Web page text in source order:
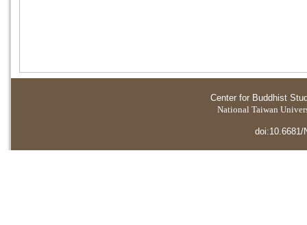
Center for Buddhist
National Taiwan
doi:10.6681/